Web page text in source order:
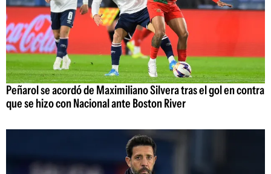
Peñarol se acordó de Maximiliano Silvera tras el gol en contra
que se hizo con Nacional ante Boston River